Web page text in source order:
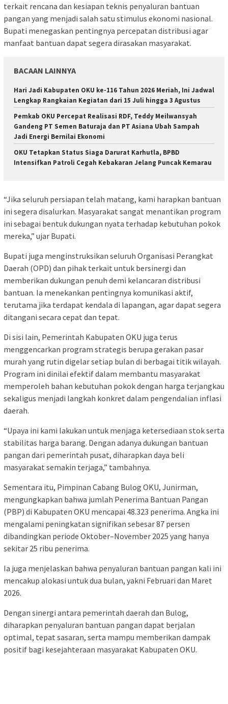
terkait rencana dan kesiapan teknis penyaluran bantuan
pangan yang menjadi salah satu stimulus ekonomi nasional.
Bupati menegaskan pentingnya percepatan distribusi agar
manfaat bantuan dapat segera dirasakan masyarakat.
BACAAN LAINNYA
Hari Jadi Kabupaten OKU ke-116 Tahun 2026 Meriah, Ini Jadwal
Lengkap Rangkaian Kegiatan dari 15 Juli hingga 3 Agustus
Pemkab OKU Percepat Realisasi RDF, Teddy Meilwansyah
Gandeng PT Semen Baturaja dan PT Asiana Ubah Sampah
Jadi Energi Bernilai Ekonomi
OKU Tetapkan Status Siaga Darurat Karhutla, BPBD
Intensifkan Patroli Cegah Kebakaran Jelang Puncak Kemarau
“Jika seluruh persiapan telah matang, kami harapkan bantuan
ini segera disalurkan. Masyarakat sangat menantikan program
ini sebagai bentuk dukungan nyata terhadap kebutuhan pokok
mereka,” ujar Bupati.
Bupati juga menginstruksikan seluruh Organisasi Perangkat
Daerah (OPD) dan pihak terkait untuk bersinergi dan
memberikan dukungan penuh demi kelancaran distribusi
bantuan. Ia menekankan pentingnya komunikasi aktif,
terutama jika terdapat kendala di lapangan, agar dapat segera
ditangani secara cepat dan tepat.
Di sisi lain, Pemerintah Kabupaten OKU juga terus
menggencarkan program strategis berupa gerakan pasar
murah yang rutin digelar setiap bulan di berbagai titik wilayah.
Program ini dinilai efektif dalam membantu masyarakat
memperoleh bahan kebutuhan pokok dengan harga terjangkau
sekaligus menjadi langkah konkret dalam pengendalian inflasi
daerah.
“Upaya ini kami lakukan untuk menjaga ketersediaan stok serta
stabilitas harga barang. Dengan adanya dukungan bantuan
pangan dari pemerintah pusat, diharapkan daya beli
masyarakat semakin terjaga,” tambahnya.
Sementara itu, Pimpinan Cabang Bulog OKU, Junirman,
mengungkapkan bahwa jumlah Penerima Bantuan Pangan
(PBP) di Kabupaten OKU mencapai 48.323 penerima. Angka ini
mengalami peningkatan signifikan sebesar 87 persen
dibandingkan periode Oktober–November 2025 yang hanya
sekitar 25 ribu penerima.
Ia juga menjelaskan bahwa penyaluran bantuan pangan kali ini
mencakup alokasi untuk dua bulan, yakni Februari dan Maret
2026.
Dengan sinergi antara pemerintah daerah dan Bulog,
diharapkan penyaluran bantuan pangan dapat berjalan
optimal, tepat sasaran, serta mampu memberikan dampak
positif bagi kesejahteraan masyarakat Kabupaten OKU.